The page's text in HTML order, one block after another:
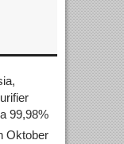
99,98%
Oktober